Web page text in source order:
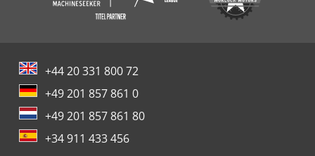
+44 20 331 800 72
+49 201 857 861 0
+49 201 857 861 80
+34 911 433 456